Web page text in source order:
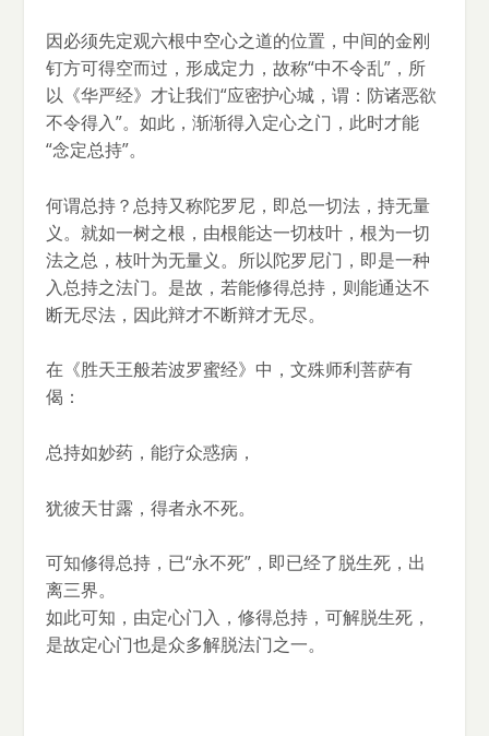
因必须先定观六根中空心之道的位置，中间的金刚
钉方可得空而过，形成定力，故称“中不令乱”，所
以《华严经》才让我们“应密护心城，谓：防诸恶欲
不令得入”。如此，渐渐得入定心之门，此时才能
“念定总持”。
何谓总持？总持又称陀罗尼，即总一切法，持无量
义。就如一树之根，由根能达一切枝叶，根为一切
法之总，枝叶为无量义。所以陀罗尼门，即是一种
入总持之法门。是故，若能修得总持，则能通达不
断无尽法，因此辩才不断辩才无尽。
在《胜天王般若波罗蜜经》中，文殊师利菩萨有
偈：
总持如妙药，能疗众惑病，
犹彼天甘露，得者永不死。
可知修得总持，已“永不死”，即已经了脱生死，出
离三界。
如此可知，由定心门入，修得总持，可解脱生死，
是故定心门也是众多解脱法门之一。